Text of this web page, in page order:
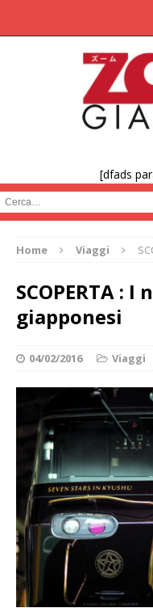
[dfads
Cerca :
Home Viaggi
SCOPERTA :
giapponesi
04/02/2016 Viaggi